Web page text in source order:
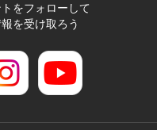
をフォローして
を受け取ろう